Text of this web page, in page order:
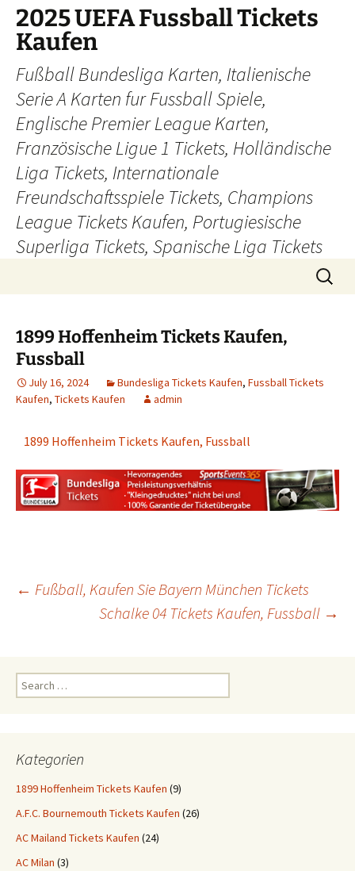
Skip
content
2025 UEFA Fussball Tickets
Kaufen
Fußball Bundesliga Karten, Italienische
Serie A Karten fur Fussball Spiele,
Englische Premier League Karten,
Französische Ligue 1 Tickets, Holländische
Liga Tickets, Internationale
Freundschaftsspiele Tickets, Champions
League Tickets Kaufen, Portugiesische
Superliga Tickets, Spanische Liga Tickets
Search
for:
1899 Hoffenheim Tickets Kaufen,
Fussball
July 16, 2024 Bundesliga Tickets Kaufen, Fussball Tickets
Kaufen, Tickets Kaufen admin
1899 Hoffenheim Tickets Kaufen, Fussball
Post
← Fußball, Kaufen Sie Bayern München Tickets
Schalke 04 Tickets Kaufen, Fussball →
Search
for:
Kategorien
1899 Hoffenheim Tickets Kaufen (9)
A.F.C. Bournemouth Tickets Kaufen (26)
AC Mailand Tickets Kaufen (24)
AC Milan (3)